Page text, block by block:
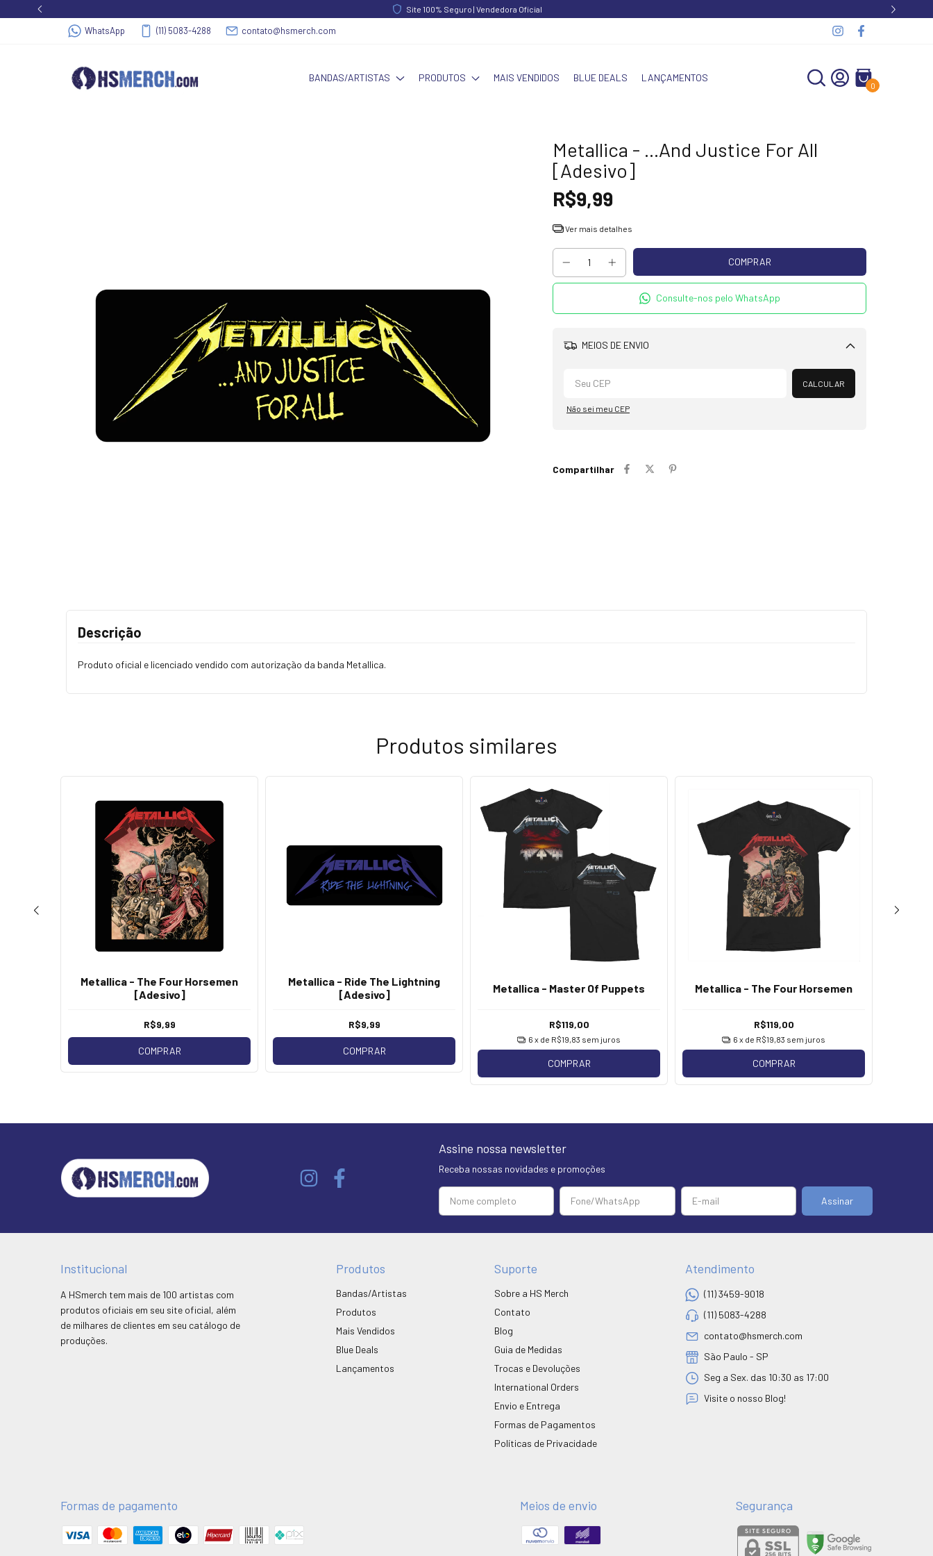
Site 100% Seguro | Vendedora Oficial
WhatsApp (11) 5083-4288 contato@hsmerch.com
BANDAS/ARTISTAS PRODUTOS MAIS VENDIDOS BLUE DEALS LANÇAMENTOS
0
Metallica - ...And Justice For All
[Adesivo]
R$9,99
Ver mais detalhes
Consulte-nos pelo WhatsApp
MEIOS DE ENVIO
Alterar CEP
CALCULAR
Não sei meu CEP
Compartilhar
Descrição
Produto oficial e licenciado vendido com autorização da banda Metallica.
Produtos similares
Metallica - The Four Horsemen
[Adesivo]
R$9,99
COMPRAR
Metallica - Ride The Lightning
[Adesivo]
R$9,99
COMPRAR
Metallica - Master Of Puppets
R$119,00
6 x de R$19,83 sem juros
COMPRAR
Metallica - The Four Horsemen
R$119,00
6 x de R$19,83 sem juros
COMPRAR
Assine nossa newsletter
Receba nossas novidades e promoções
Institucional
A HSmerch tem mais de 100 artistas com
produtos oficiais em seu site oficial, além
de milhares de clientes em seu catálogo de
produções.
Produtos
Bandas/Artistas
Produtos
Mais Vendidos
Blue Deals
Lançamentos
Suporte
Sobre a HS Merch
Contato
Blog
Guia de Medidas
Trocas e Devoluções
International Orders
Envio e Entrega
Formas de Pagamentos
Políticas de Privacidade
Atendimento
(11) 3459-9018
(11) 5083-4288
contato@hsmerch.com
São Paulo - SP
Seg a Sex. das 10:30 as 17:00
Visite o nosso Blog!
Formas de pagamento Meios de envio Segurança